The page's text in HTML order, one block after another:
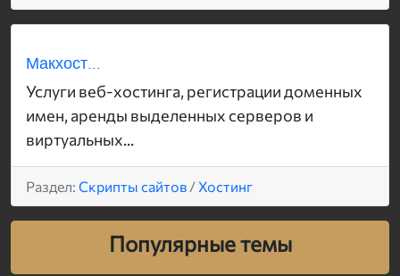
Макхост...
Услуги веб-хостинга, регистрации доменных
имен, аренды выделенных серверов и
виртуальных...
Раздел: Скрипты сайтов /Хостинг
Популярные темы